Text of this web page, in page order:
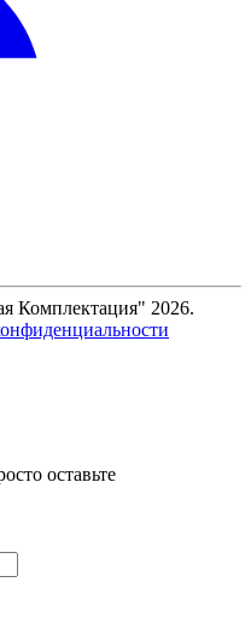
Комплектация" 2026.
оставьте